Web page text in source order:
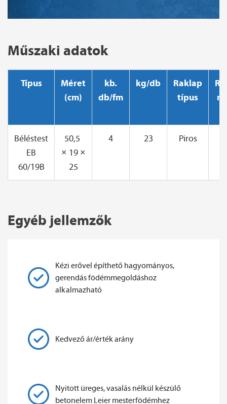
Műszaki adatok
Típus
Méret
(cm)
kb.
db/fm
kg/db
Raklap
típus
Béléstest
EB
60/19B
50,5
× 19 ×
25
4 23 Piros
Egyéb jellemzők
Kézi erővel építhető hagyományos,
gerendás födémmegoldáshoz
alkalmazható
Kedvező ár/érték arány
Nyitott üreges, vasalás nélkül készülő
betonelem Leier mesterfödémhez